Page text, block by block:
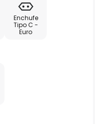
Enchufe
Tipo C -
Euro